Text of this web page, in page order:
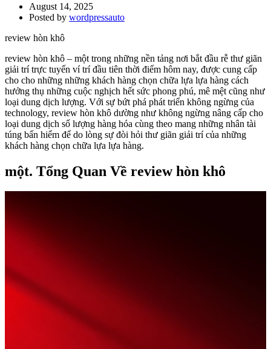
August 14, 2025
Posted by wordpressauto
review hòn khô
review hòn khô – một trong những nền tảng nơi bắt đầu rễ thư giãn
giải trí trực tuyến ví trí đầu tiên thời điểm hôm nay, được cung cấp
cho cho những những khách hàng chọn chữa lựa lựa hàng cách
hưởng thụ những cuộc nghịch hết sức phong phú, mê mệt cũng như
loại dung dịch lượng. Với sự bứt phá phát triển không ngừng của
technology, review hòn khô dường như không ngừng nâng cấp cho
loại dung dịch số lượng hàng hóa cùng theo mang những nhân tài
túng bấn hiểm để do lòng sự đòi hỏi thư giãn giải trí của những
khách hàng chọn chữa lựa lựa hàng.
một. Tổng Quan Về review hòn khô